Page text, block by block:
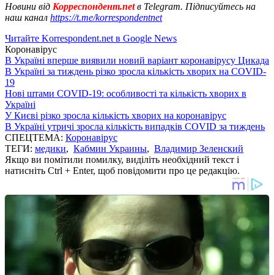
Новини від Корреспондент.netв Telegram. Підписуйтесь на
наш канал https://t.me/korrespondentnet
Читайте Korrespondent.net в Google News
Коронавірус
В Україні вперше виявили новий варіант коронавірусу Цикада
В Україні за тиждень різко зросла кількість хворих на COVID-
19
Нові штами COVID-19: особливості та кількість хворих в
Україні
У Києві різко зросла кількість хворих на коронавірус
В Україні утричі зросла кількість випадків COVID за тиждень
СПЕЦТЕМА: Коронавірус
ТЕГИ: медики, Кабмин Украины, Владимир Зеленский
Якщо ви помітили помилку, виділіть необхідний текст і
натисніть Ctrl + Enter, щоб повідомити про це редакцію.